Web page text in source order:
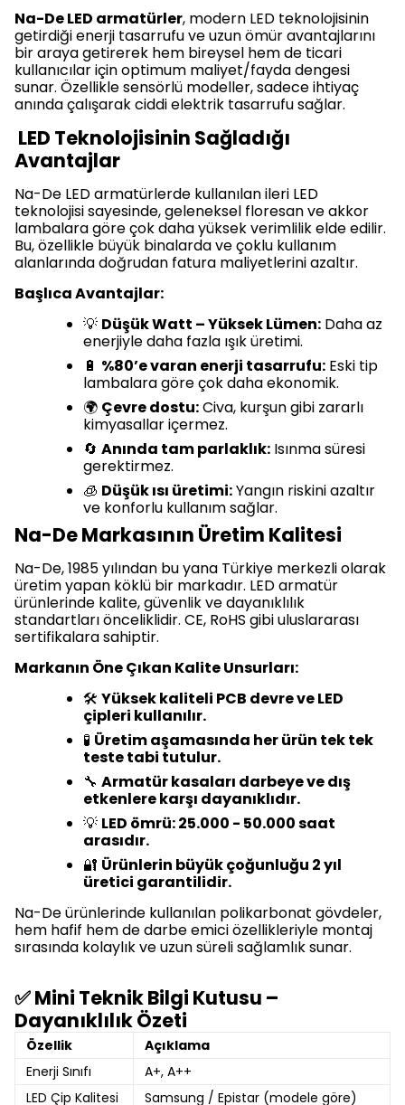
Na-De LED armatürler, modern LED teknolojisinin
getirdiği enerji tasarrufu ve uzun ömür avantajlarını
bir araya getirerek hem bireysel hem de ticari
kullanıcılar için optimum maliyet/fayda dengesi
sunar. Özellikle sensörlü modeller, sadece ihtiyaç
anında çalışarak ciddi elektrik tasarrufu sağlar.
LED Teknolojisinin Sağladığı
Avantajlar
Na-De LED armatürlerde kullanılan ileri LED
teknolojisi sayesinde, geleneksel floresan ve akkor
lambalara göre çok daha yüksek verimlilik elde edilir.
Bu, özellikle büyük binalarda ve çoklu kullanım
alanlarında doğrudan fatura maliyetlerini azaltır.
Başlıca Avantajlar:
💡 Düşük Watt – Yüksek Lümen: Daha az
enerjiyle daha fazla ışık üretimi.
🔋 %80’e varan enerji tasarrufu: Eski tip
lambalara göre çok daha ekonomik.
🌍 Çevre dostu:Civa, kurşun gibi zararlı
kimyasallar içermez.
🔄 Anında tam parlaklık: Isınma süresi
gerektirmez.
🧊 Düşük ısı üretimi:Yangın riskini azaltır
ve konforlu kullanım sağlar.
Na-De Markasının Üretim Kalitesi
Na-De, 1985 yılından bu yana Türkiye merkezli olarak
üretim yapan köklü bir markadır. LED armatür
ürünlerinde kalite, güvenlik ve dayanıklılık
standartları önceliklidir. CE, RoHS gibi uluslararası
sertifikalara sahiptir.
Markanın Öne Çıkan Kalite Unsurları:
🛠️ Yüksek kaliteli PCB devre ve LED
çipleri kullanılır.
🧪 Üretim aşamasında her ürün tek tek
teste tabi tutulur.
🔧 Armatür kasaları darbeye ve dış
etkenlere karşı dayanıklıdır.
💡 LED ömrü: 25.000 - 50.000 saat
arasıdır.
🔐 Ürünlerin büyük çoğunluğu 2 yıl
üretici garantilidir.
Na-De ürünlerinde kullanılan polikarbonat gövdeler,
hem hafif hem de darbe emici özellikleriyle montaj
sırasında kolaylık ve uzun süreli sağlamlık sunar.
✅ Mini Teknik Bilgi Kutusu –
Dayanıklılık Özeti
Özellik
Açıklama
Enerji Sınıfı
A+, A++
LED Çip Kalitesi
Samsung / Epistar (modele göre)